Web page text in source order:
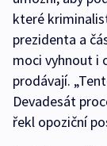
které
prezidenta a
moci vyhnout i
prodávají.
Devadesát
řekl opoziční